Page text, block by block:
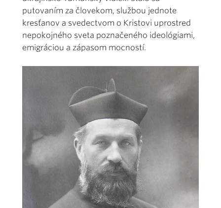
putovaním za človekom, službou jednote
kresťanov a svedectvom o Kristovi uprostred
nepokojného sveta poznačeného ideológiami,
emigráciou a zápasom mocností.